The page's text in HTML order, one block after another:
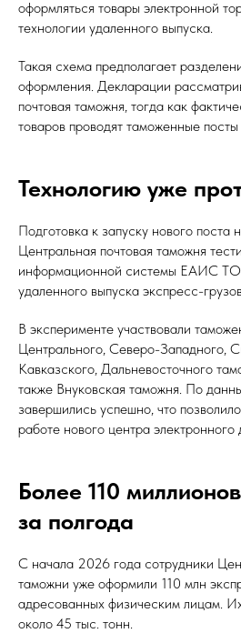
оформляться товары электронной
технологии удаленного выпуска.
Такая схема предполагает
оформления. Декларации
почтовая таможня, тогда как
товаров проводят таможенные
Технологию уже
Подготовка к запуску нового поста
Центральная почтовая таможня
информационной системы ЕАИС ТО
удаленного выпуска экспресс-
В эксперименте участвовали
Центрального, Северо-Западного,
Кавказского, Дальневосточного
также Внуковская таможня. По
завершились успешно, что
работе нового центра электронного
Более 110
за полгода
С начала 2026 года сотрудники
таможни уже оформили 110 млн
адресованных физическим лицам.
около 45 тыс. тонн.